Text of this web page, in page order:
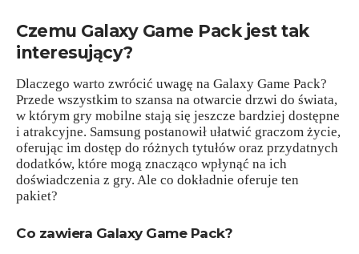
Czemu Galaxy Game Pack jest tak
interesujący?
Dlaczego warto zwrócić uwagę na Galaxy Game Pack?
Przede wszystkim to szansa na otwarcie drzwi do świata,
w którym gry mobilne stają się jeszcze bardziej dostępne
i atrakcyjne. Samsung postanowił ułatwić graczom życie,
oferując im dostęp do różnych tytułów oraz przydatnych
dodatków, które mogą znacząco wpłynąć na ich
doświadczenia z gry. Ale co dokładnie oferuje ten
pakiet?
Co zawiera Galaxy Game Pack?